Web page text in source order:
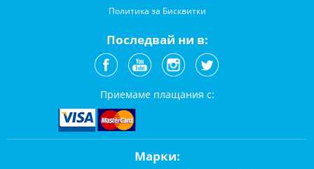
Политика за Бисквитки
Последвай ни в:
Приемаме плащания с:
Марки: